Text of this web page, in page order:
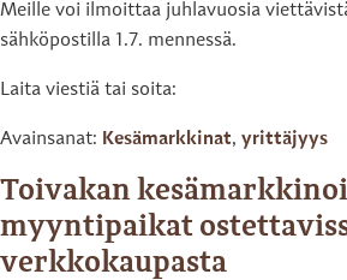
Meille voi ilmoittaa juhlavuosia
sähköpostilla 1.7. mennessä.
Laita viestiä tai soita:
Avainsanat: Kesämarkkinat, yrittäjyys
Toivakan
myyntipaikat
verkkokaupasta